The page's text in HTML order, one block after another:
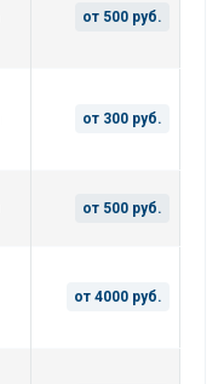
от 500 руб.
от 300 руб.
от 500 руб.
от 4000 руб.